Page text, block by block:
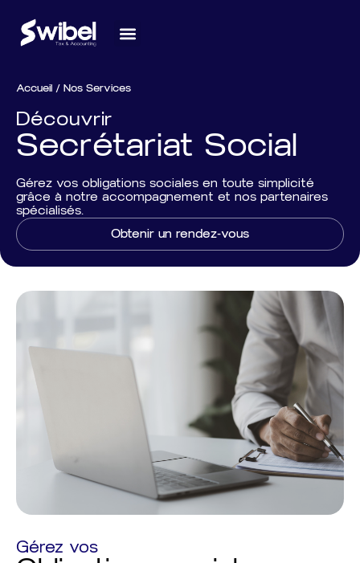
Accueil / Nos Services
Découvrir
Secrétariat Social
Gérez vos obligations sociales en toute simplicité
grâce à notre accompagnement et nos partenaires
spécialisés.
Obtenir un rendez-vous
Gérez vos